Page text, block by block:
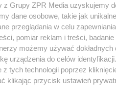
z Grupy ZPR Media uzyskujemy
dane osobowe, takie jak
przeglądania w celu zapewniania
pomiar reklam i treści, badanie
możemy używać dokładnych
urządzenia do celów
tych technologii poprzez
klikając przycisk ustawień